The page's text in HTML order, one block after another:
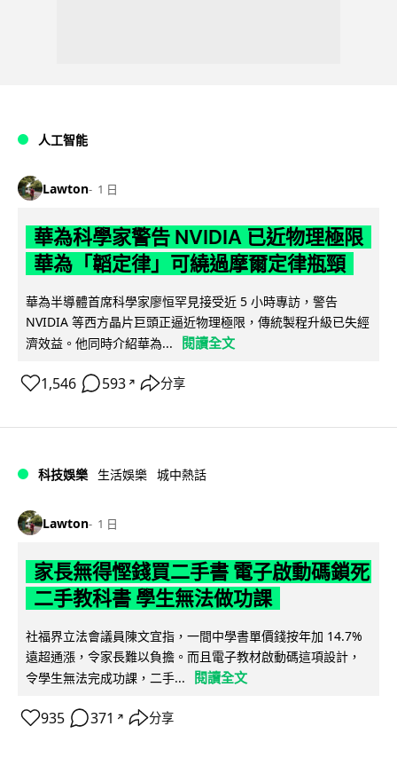
人工智能
Lawton 1 日
華為科學家警告 NVIDIA 已近物理極限
華為「韜定律」可繞過摩爾定律瓶頸
華為半導體首席科學家廖恒罕見接受近 5 小時專訪，警告
NVIDIA 等西方晶片巨頭正逼近物理極限，傳統製程升級已失經
濟效益。他同時介紹華為...
閱讀全文
1,546 593 ↗ 分享
科技娛樂 生活娛樂 城中熱話
Lawton 1 日
家長無得慳錢買二手書 電子啟動碼鎖死
二手教科書 學生無法做功課
社福界立法會議員陳文宜指，一間中學書單價錢按年加 14.7%
遠超通漲，令家長難以負擔。而且電子教材啟動碼這項設計，
令學生無法完成功課，二手...
閱讀全文
935 371 ↗ 分享